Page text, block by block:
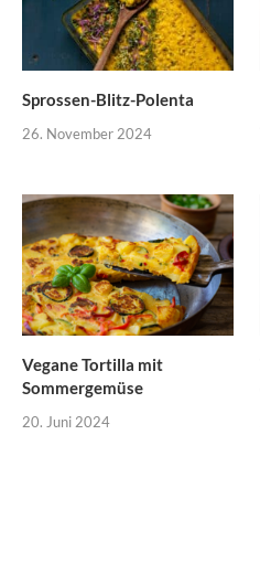
Sprossen-Blitz-Polenta
26. November 2024
Vegane Tortilla mit
Sommergemüse
20. Juni 2024